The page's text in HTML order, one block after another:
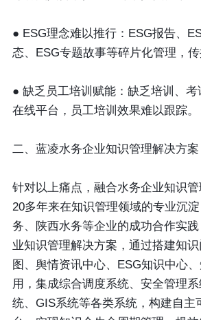
● ESG理念难以推行：ESG报告、
态、ESG专题故事等碎片化管理，传
● 缺乏员工培训赋能： 缺乏培训、
在线平台，员工培训效果难以跟踪。
二、蓝凌水务企业知识管理解决方案
针对以上痛点，融合水务企业知识
20多年来在知识管理领域的专业沉
务、陕西水务等企业的成功合作实
业知识管理解决方案，通过搭建知
图、舆情资讯中心、ESG知识中心
用，集成综合调度系统、安全管理
统、GIS系统等各类系统，构建自主